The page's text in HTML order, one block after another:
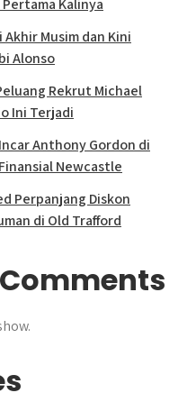
Kalinya
Musim dan Kini
Alonso
Rekrut Michael
Ini Terjadi
Anthony Gordon di
Newcastle
Perpanjang Diskon
di Old Trafford